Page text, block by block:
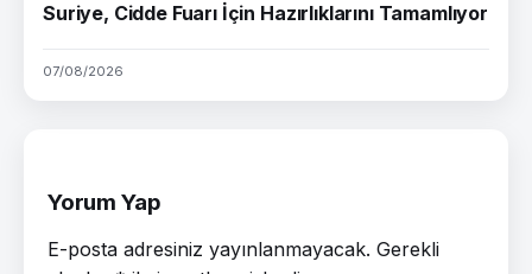
Suriye, Cidde Fuarı İçin Hazırlıklarını Tamamlıyor
07/08/2026
Yorum Yap
E-posta adresiniz yayınlanmayacak. Gerekli